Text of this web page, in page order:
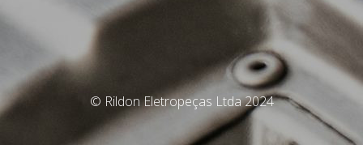
© Rildon Eletropeças Ltda 2024